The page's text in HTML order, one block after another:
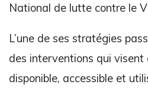
National de lutte contre le
L’une de ses stratégies
des interventions qui
disponible, accessible et